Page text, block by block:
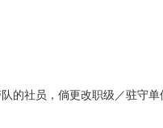
的社员，倘更改职级／驻守